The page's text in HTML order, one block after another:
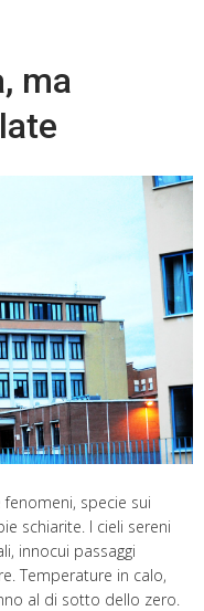
ma
specie sui
schiarite. I cieli sereni
innocui passaggi
Temperature in calo,
al di sotto dello zero.